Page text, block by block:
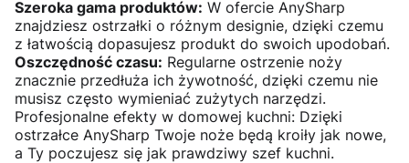
Szeroka gama produktów: W ofercie AnySharp
znajdziesz ostrzałki o różnym designie, dzięki czemu
z łatwością dopasujesz produkt do swoich upodobań.
Oszczędność czasu: Regularne ostrzenie noży
znacznie przedłuża ich żywotność, dzięki czemu nie
musisz często wymieniać zużytych narzędzi.
Profesjonalne efekty w domowej kuchni: Dzięki
ostrzałce AnySharp Twoje noże będą kroiły jak nowe,
a Ty poczujesz się jak prawdziwy szef kuchni.